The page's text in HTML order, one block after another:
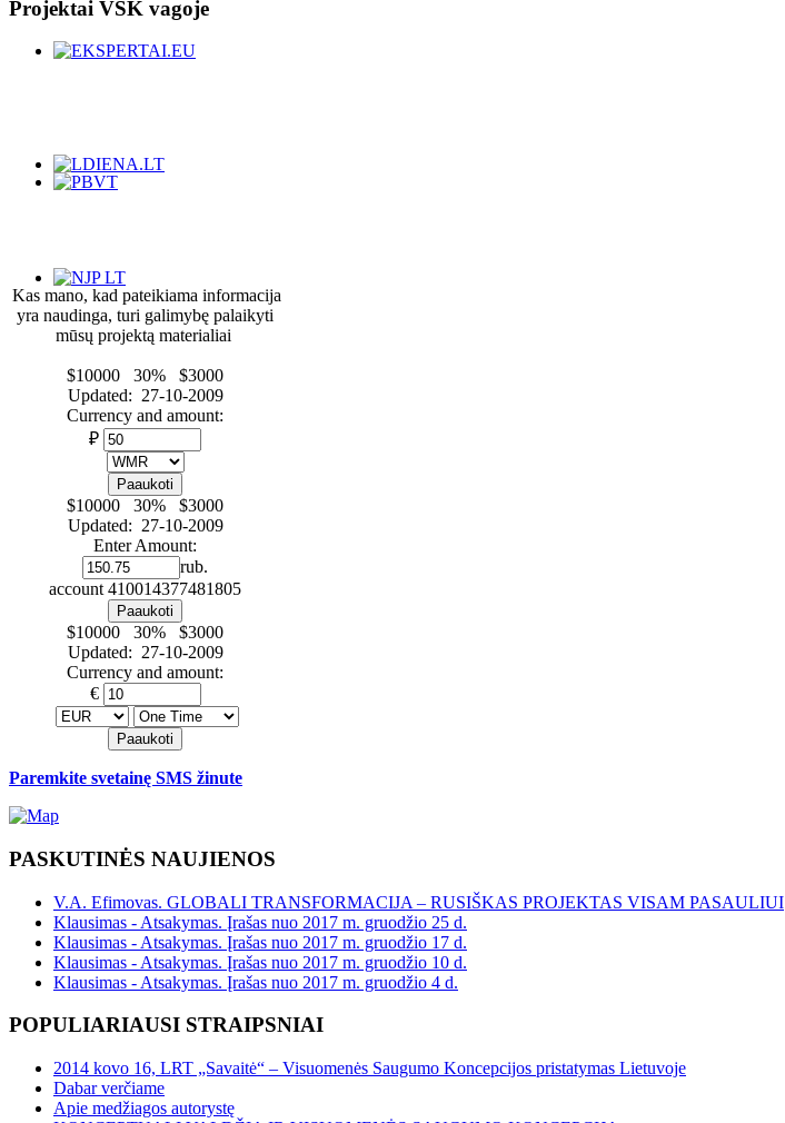
Projektai VSK vagoje
Kas mano, kad pateikiama informacija
yra naudinga, turi galimybę palaikyti
mūsų projektą materialiai
$10000 30% $3000
Updated: 27-10-2009
Currency and amount:
₽
$10000 30% $3000
Updated: 27-10-2009
Enter Amount:
rub.
account 410014377481805
$10000 30% $3000
Updated: 27-10-2009
Currency and amount:
€
Paremkite svetainę SMS žinute
PASKUTINĖS NAUJIENOS
V.A. Efimovas. GLOBALI TRANSFORMACIJA – RUSIŠKAS PROJEKTAS VISAM PASAULIUI
Klausimas - Atsakymas. Įrašas nuo 2017 m. gruodžio 25 d.
Klausimas - Atsakymas. Įrašas nuo 2017 m. gruodžio 17 d.
Klausimas - Atsakymas. Įrašas nuo 2017 m. gruodžio 10 d.
Klausimas - Atsakymas. Įrašas nuo 2017 m. gruodžio 4 d.
POPULIARIAUSI STRAIPSNIAI
2014 kovo 16, LRT „Savaitė“ – Visuomenės Saugumo Koncepcijos pristatymas Lietuvoje
Dabar verčiame
Apie medžiagos autorystę